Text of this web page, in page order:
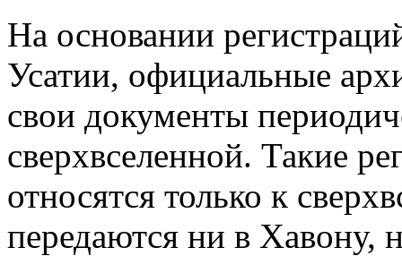
На основании
Усатии, официальные
свои документы
сверхвселенной. Такие
относятся только к
передаются ни в Хавону,